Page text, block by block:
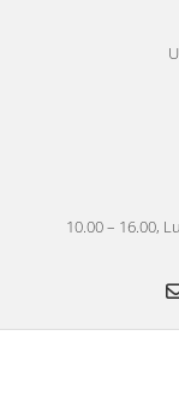
10.00 – 16.00,